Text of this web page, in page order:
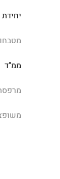
ממ"ד